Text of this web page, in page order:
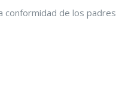
conformidad de los